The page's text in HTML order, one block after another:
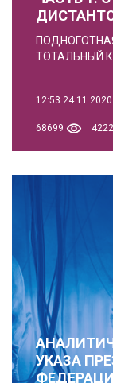
ТОТАЛЬНЫЙ
12:53 24.11.2020
68699 4222
УКАЗА